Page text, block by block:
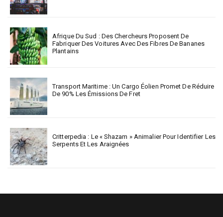
Afrique Du Sud : Des Chercheurs Proposent De
Fabriquer Des Voitures Avec Des Fibres De Bananes
Plantains
Transport Maritime : Un Cargo Éolien Promet De Réduire
De 90% Les Émissions De Fret
Critterpedia : Le « Shazam » Animalier Pour Identifier Les
Serpents Et Les Araignées